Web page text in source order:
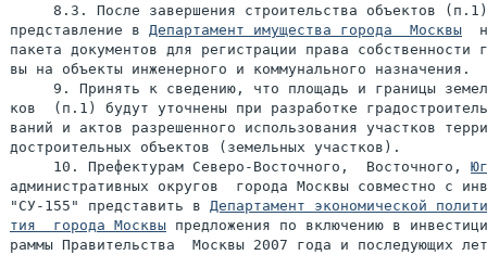
8.3. После завершения строительства объектов
представление в Департамент имущества города  Москвы
пакета документов для регистрации права собственности
вы на объекты инженерного и коммунального назначения.
9. Принять к сведению, что площадь и границы
ков  (п.1) будут уточнены при разработке
ваний и актов разрешенного использования участков
достроительных объектов (земельных участков).
     10. Префектурам Северо-Восточного,  Восточного,
административных округов  города Москвы совместно с
"СУ-155" представить в Департамент экономической
тия  города Москвы предложения по включению в
раммы Правительства  Москвы 2007 года и последующих